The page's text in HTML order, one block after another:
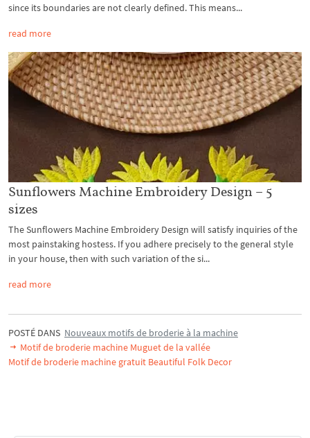
since its boundaries are not clearly defined. This means...
read more
Sunflowers Machine Embroidery Design – 5
sizes
The Sunflowers Machine Embroidery Design will satisfy inquiries of the
most painstaking hostess. If you adhere precisely to the general style
in your house, then with such variation of the si...
read more
POSTÉ DANS Nouveaux motifs de broderie à la machine
Motif de broderie machine Muguet de la vallée
Motif de broderie machine gratuit Beautiful Folk Decor